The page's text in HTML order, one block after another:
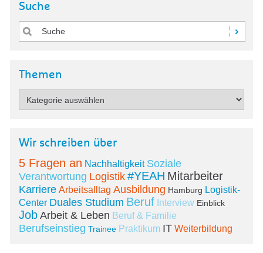
Suche
Themen
Wir schreiben über
5 Fragen an Nachhaltigkeit Soziale
Verantwortung Logistik #YEAH Mitarbeiter
Karriere Arbeitsalltag Ausbildung Hamburg Logistik-
Center Duales Studium Beruf Interview Einblick
Job Arbeit & Leben Beruf & Familie
Berufseinstieg Trainee Praktikum IT Weiterbildung